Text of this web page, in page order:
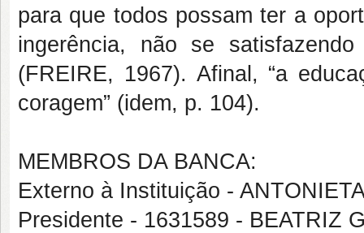
para que todos possam ter a
ingerência, não se
(FREIRE, 1967). Afinal, “a
coragem” (idem, p. 104).
MEMBROS DA BANCA:
Externo à Instituição -
Presidente - 1631589 - BEATRIZ